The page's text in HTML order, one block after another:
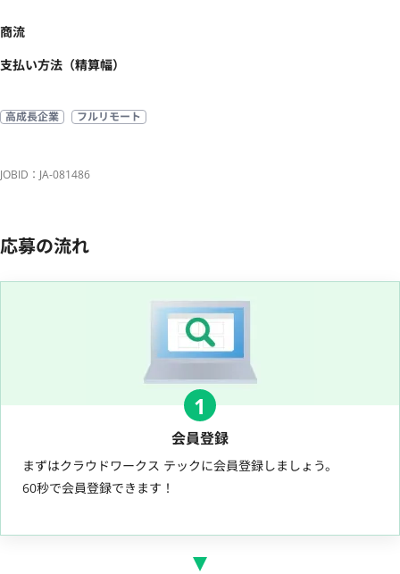
商流
支払い方法（精算幅）
高成長企業 フルリモート
JOBID：JA-081486
応募の流れ
1
会員登録
まずはクラウドワークス テックに会員登録しましょう。
60秒で会員登録できます！